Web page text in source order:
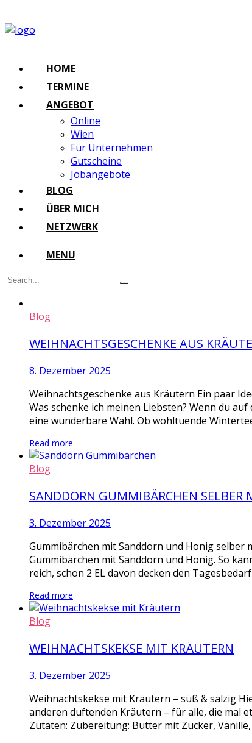
HOME
TERMINE
ANGEBOT
Online
Wien
Für Unternehmen
Gutscheine
Jobangebote
BLOG
ÜBER MICH
NETZWERK
MENU
Blog
WEIHNACHTSGESCHENKE AUS
8. Dezember 2025
Weihnachtsgeschenke aus Kräutern Ein paar
Was schenke ich meinen Liebsten? Wenn du
eine wunderbare Wahl. Ob wohltuende
Read more
Blog
SANDDORN GUMMIBÄRCHEN SELBER
3. Dezember 2025
Gummibärchen mit Sanddorn und Honig selber
Gummibärchen mit Sanddorn und Honig. So
reich, schon 2 EL davon decken den
Read more
Blog
WEIHNACHTSKEKSE MIT KRÄUTERN
3. Dezember 2025
Weihnachtskekse mit Kräutern – süß & salzig
anderen duftenden Kräutern – für alle, die mal
Zutaten: Zubereitung: Butter mit Zucker, Vanille,